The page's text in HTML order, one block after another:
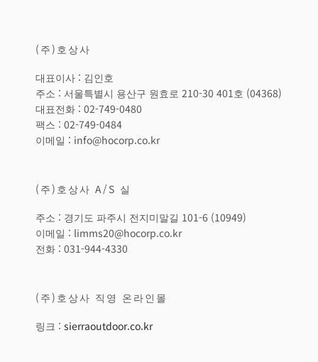
(주)호상사
대표이사 : 김인호
주소 : 서울특별시 용산구 원효로 210-30 401호 (04368)
대표전화 : 02-749-0480
팩스 : 02-749-0484
이메일 : info@hocorp.co.kr
(주)호상사 A/S 실
주소 : 경기도 파주시 전지미말길 101-6 (10949)
이메일 : limms20@hocorp.co.kr
전화 : 031-944-4330
(주)호상사 직영 온라인몰
링크 : sierraoutdoor.co.kr